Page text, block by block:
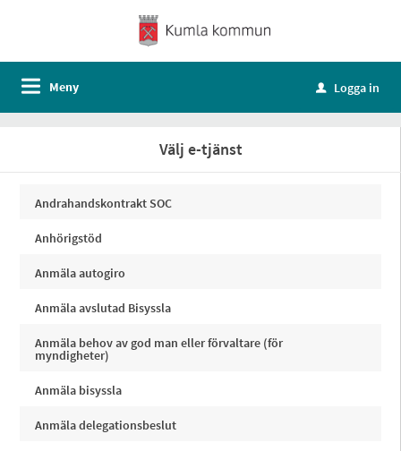
Meny u Logga in
Välj e-tjänst
Andrahandskontrakt SOC
Anhörigstöd
Anmäla autogiro
Anmäla avslutad Bisyssla
Anmäla behov av god man eller förvaltare (för
myndigheter)
Anmäla bisyssla
Anmäla delegationsbeslut